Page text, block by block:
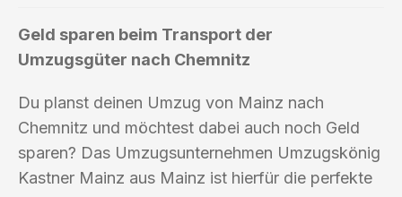
Geld sparen beim Transport der
Umzugsgüter nach Chemnitz
Du planst deinen Umzug von Mainz nach
Chemnitz und möchtest dabei auch noch Geld
sparen? Das Umzugsunternehmen Umzugskönig
Kastner Mainz aus Mainz ist hierfür die perfekte